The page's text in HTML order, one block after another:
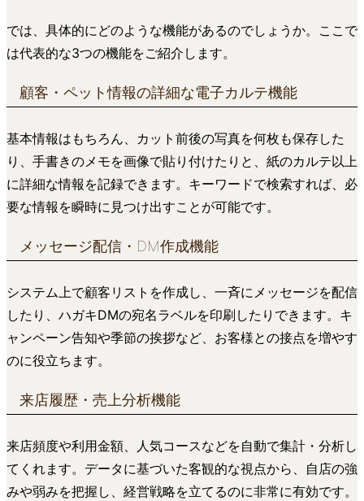
では、具体的にどのような機能があるのでしょうか。ここで
は代表的な3つの機能をご紹介します。
顧客・ペット情報の詳細な電子カルテ機能
基本情報はもちろん、カット前後の写真を何枚も保存した
り、手書きのメモを画像で貼り付けたりと、紙のカルテ以上
に詳細な情報を記録できます。キーワードで検索すれば、必
要な情報を瞬時に見つけ出すことが可能です。
メッセージ配信・DM作成機能
システム上で顧客リストを作成し、一斉にメッセージを配信
したり、ハガキDMの宛名ラベルを印刷したりできます。キ
ャンペーン告知や季節の挨拶など、お客様との接点を増やす
のに役立ちます。
来店履歴・売上分析機能
来店頻度や利用金額、人気コースなどを自動で集計・分析し
てくれます。データに基づいた客観的な視点から、自店の強
みや弱みを把握し、経営戦略を立てるのに非常に有効です。